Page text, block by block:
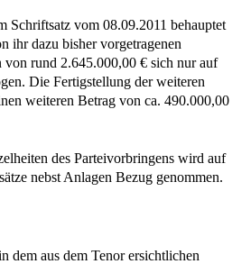
Schriftsatz vom 08.09.2011 behauptet
ihr dazu bisher vorgetragenen
von rund 2.645.000,00 € sich nur auf
Die Fertigstellung der weiteren
weiteren Betrag von ca. 490.000,00
des Parteivorbringens wird auf
nebst Anlagen Bezug genommen.
dem aus dem Tenor ersichtlichen